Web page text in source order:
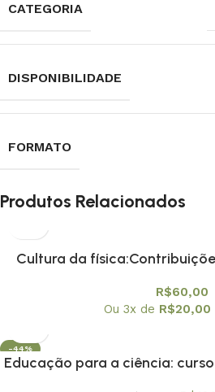
CATEGORIA
DISPONIBILIDADE
FORMATO
Produtos Relacionados
Cultura da
R$60,00
Ou 3x de R$20,00
-44%
Educação para a ciência: